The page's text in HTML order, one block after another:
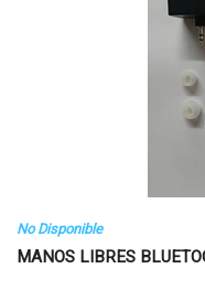
No Disponible
MANOS LIBRES